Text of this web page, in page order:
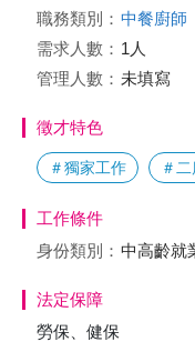
職務類別： 中餐廚師
需求人數： 1人
管理人數： 未填寫
徵才特色
＃獨家工作 ＃
工作條件
身份類別： 中高齡就
法定保障
勞保、健保